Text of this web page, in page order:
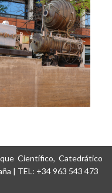
Científico, Catedrático
| TEL: +34 963 543 473